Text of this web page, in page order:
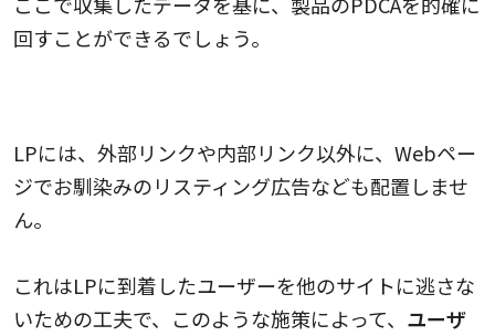
回すことができるでしょう。
LPには、外部リンクや内部リンク以外に、Webペー
ジでお馴染みのリスティング広告なども配置しませ
ん。
これはLPに到着したユーザーを他のサイトに逃さな
いための工夫で、このような施策によって、 ユーザ